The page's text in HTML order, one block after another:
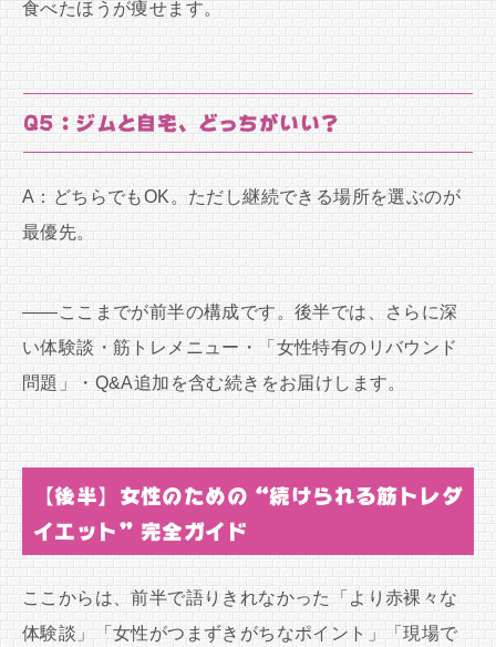
食べたほうが痩せます。
Q5：ジムと自宅、どっちがいい？
A：どちらでもOK。ただし継続できる場所を選ぶのが
最優先。
――ここまでが前半の構成です。後半では、さらに深
い体験談・筋トレメニュー・「女性特有のリバウンド
問題」・Q&A追加を含む続きをお届けします。
【後半】女性のための“続けられる筋トレダ
イエット”完全ガイド
ここからは、前半で語りきれなかった「より赤裸々な
体験談」「女性がつまずきがちなポイント」「現場で